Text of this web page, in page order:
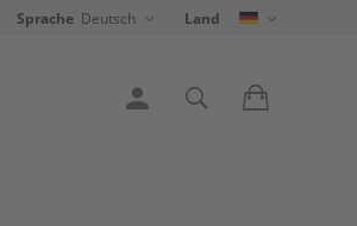
Sprache Deutsch Land